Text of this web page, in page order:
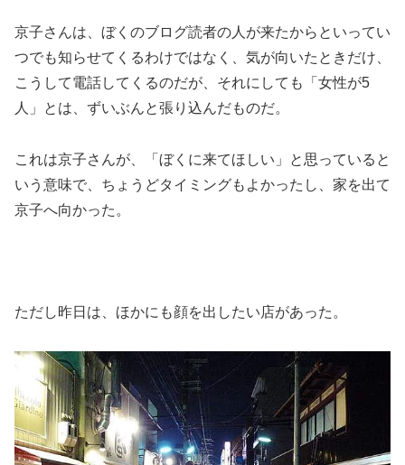
京子さんは、ぼくのブログ読者の人が来たからといってい
つでも知らせてくるわけではなく、気が向いたときだけ、
こうして電話してくるのだが、それにしても「女性が5
人」とは、ずいぶんと張り込んだものだ。
これは京子さんが、「ぼくに来てほしい」と思っていると
いう意味で、ちょうどタイミングもよかったし、家を出て
京子へ向かった。
ただし昨日は、ほかにも顔を出したい店があった。